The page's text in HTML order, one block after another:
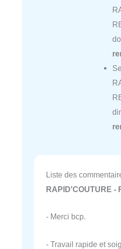
Liste des
RAPID'COUTURE -
- Merci bcp.
- Travail rapide et